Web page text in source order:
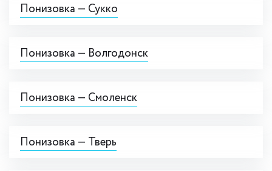
Понизовка — Сукко
Понизовка — Волгодонск
Понизовка — Смоленск
Понизовка — Тверь